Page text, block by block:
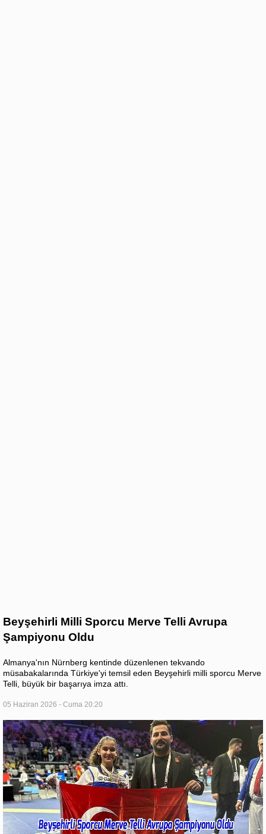
Beyşehirli Milli Sporcu Merve Telli Avrupa
Şampiyonu Oldu
Almanya'nın Nürnberg kentinde düzenlenen tekvando
müsabakalarında Türkiye'yi temsil eden Beyşehirli milli sporcu Merve
Telli, büyük bir başarıya imza attı.
05 Haziran 2026 - Cuma 20:20